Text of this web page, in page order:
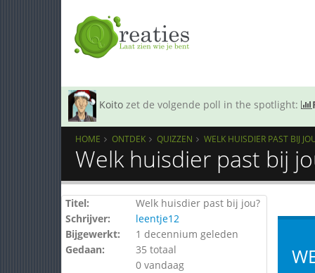
Koito zet de volgende poll in the spotlight:
HOME ONTDEK QUIZZEN WELK HUISDIER PAST BIJ
Welk huisdier past bij
Titel:
Welk huisdier past bij jou?
Schrijver:
leentje12
Bijgewerkt:
1 decennium geleden
Gedaan:
35 totaal
0 vandaag